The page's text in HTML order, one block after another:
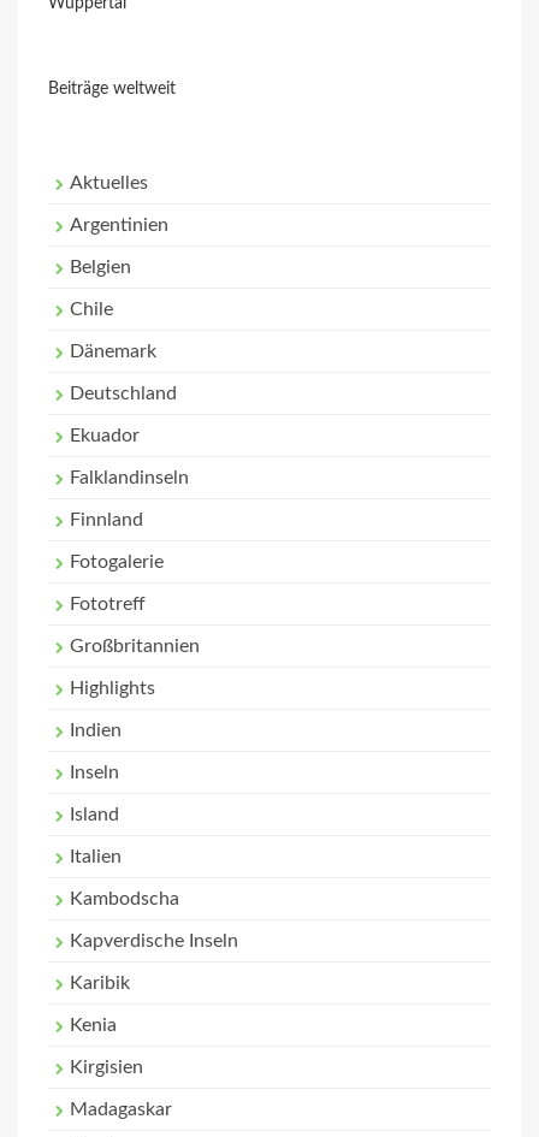
Wuppertal
Beiträge weltweit
Aktuelles
Argentinien
Belgien
Chile
Dänemark
Deutschland
Ekuador
Falklandinseln
Finnland
Fotogalerie
Fototreff
Großbritannien
Highlights
Indien
Inseln
Island
Italien
Kambodscha
Kapverdische Inseln
Karibik
Kenia
Kirgisien
Madagaskar